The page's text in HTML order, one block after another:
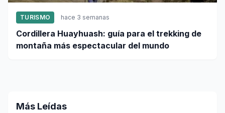
TURISMO hace 3 semanas
Cordillera Huayhuash: guía para el trekking de
montaña más espectacular del mundo
Más Leídas